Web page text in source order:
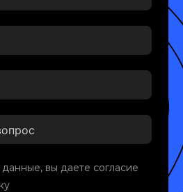
вы даете согласие